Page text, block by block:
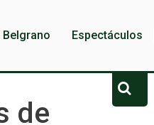
Belgrano Espectáculos
de